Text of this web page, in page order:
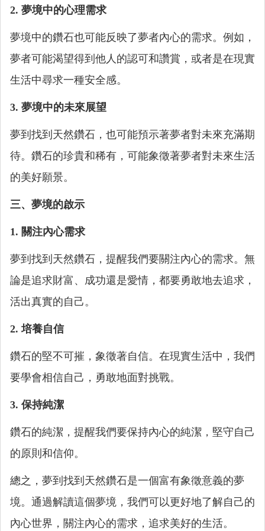
2. 夢境中的心理需求
夢境中的鑽石也可能反映了夢者內心的需求。例如，
夢者可能渴望得到他人的認可和讚賞，或者是在現實
生活中尋求一種安全感。
3. 夢境中的未來展望
夢到找到天然鑽石，也可能預示著夢者對未來充滿期
待。鑽石的珍貴和稀有，可能象徵著夢者對未來生活
的美好願景。
三、夢境的啟示
1. 關注內心需求
夢到找到天然鑽石，提醒我們要關注內心的需求。無
論是追求財富、成功還是愛情，都要勇敢地去追求，
活出真實的自己。
2. 培養自信
鑽石的堅不可摧，象徵著自信。在現實生活中，我們
要學會相信自己，勇敢地面對挑戰。
3. 保持純潔
鑽石的純潔，提醒我們要保持內心的純潔，堅守自己
的原則和信仰。
總之，夢到找到天然鑽石是一個富有象徵意義的夢
境。通過解讀這個夢境，我們可以更好地了解自己的
內心世界，關注內心的需求，追求美好的生活。